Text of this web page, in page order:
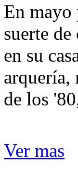
En mayo
suerte
en su
arquería,
de los
Ver mas